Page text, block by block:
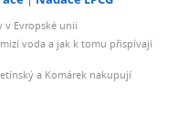
v Evropské unii
voda a jak k tomu přispívají
a Komárek nakupují